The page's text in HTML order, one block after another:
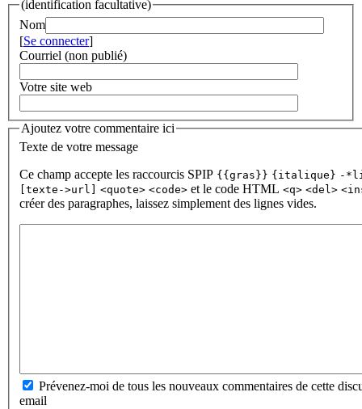
(identification facultative)
Nom
[Se connecter]
Courriel (non publié)
Votre site web
Ajoutez votre commentaire ici
Texte de votre message
Ce champ accepte les raccourcis SPIP {{gras}} {italique} -
[texte->url]
<quote> <code> et le code HTML <q> <del>
créer des paragraphes, laissez simplement des lignes vides.
Prévenez-moi de tous les nouveaux commentaires de cette
email